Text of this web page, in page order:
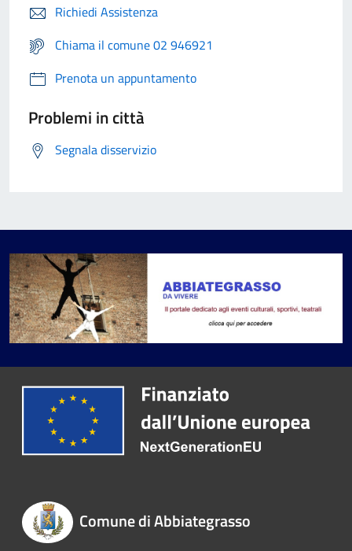
Richiedi Assistenza
Chiama il comune 02 946921
Prenota un appuntamento
Problemi in città
Segnala disservizio
Comune di Abbiategrasso